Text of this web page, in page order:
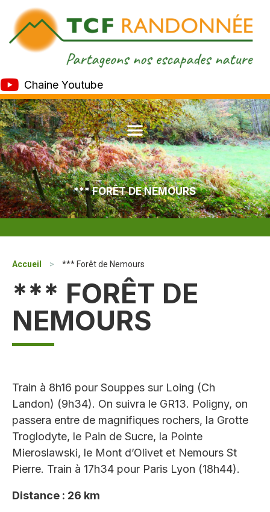
Chaine Youtube
*** FORÊT DE NEMOURS
Accueil > *** Forêt de Nemours
*** FORÊT DE
NEMOURS
Train à 8h16 pour Souppes sur Loing (Ch
Landon) (9h34). On suivra le GR13. Poligny, on
passera entre de magnifiques rochers, la Grotte
Troglodyte, le Pain de Sucre, la Pointe
Mieroslawski, le Mont d’Olivet et Nemours St
Pierre. Train à 17h34 pour Paris Lyon (18h44).
Distance : 26 km